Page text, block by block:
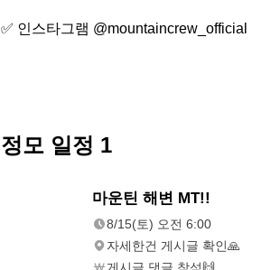
✅️ 인스타그램 @mountaincrew_official
정모 일정 1
마운틴 해변 MT!!
8/15(토) 오전 6:00
자세한건 게시글 확인🙏